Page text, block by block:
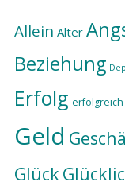
Allein Alter
Beziehung
Erfolg erfolgreich
Geld
Glück